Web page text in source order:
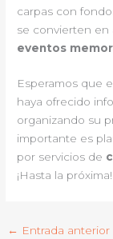
carpas con
se convierten en
eventos
Esperamos que
haya ofrecido
organizando su
importante es
por servicios de
¡Hasta la próxima!
← Entrada anterior